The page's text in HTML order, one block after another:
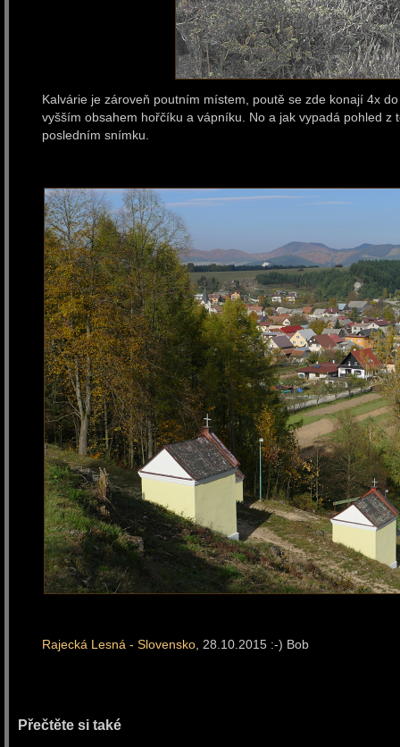
Kalvárie je zároveň poutním místem, poutě se zde konají 4x
vyšším obsahem hořčíku a vápníku. No a jak vypadá pohled z
posledním snímku.
Rajecká Lesná - Slovensko, 28.10.2015 :-) Bob
Přečtěte si také